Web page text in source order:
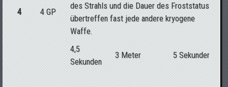
4 4 GP
des Strahls und die Dauer des Froststatus
übertreffen fast jede andere kryogene
Waffe.
4,5
Sekunden
3 Meter 5 Sekunden